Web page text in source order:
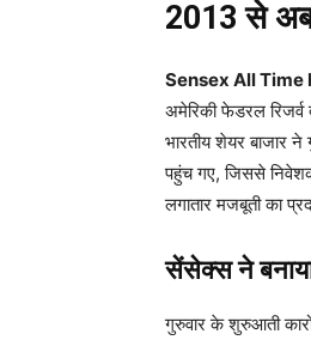
2013 से अब
Sensex All Time
अमेरिकी फेडरल रिजर्व
भारतीय शेयर बाजार
पहुंच गए, जिससे
लगातार मजबूती का
सेंसेक्स ने बनाया
गुरुवार के शुरुआती